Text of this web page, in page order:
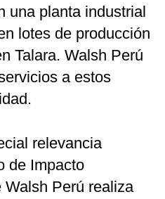
una planta industrial
lotes de producción
Talara. Walsh Perú
a estos
relevancia
de Impacto
Perú realiza